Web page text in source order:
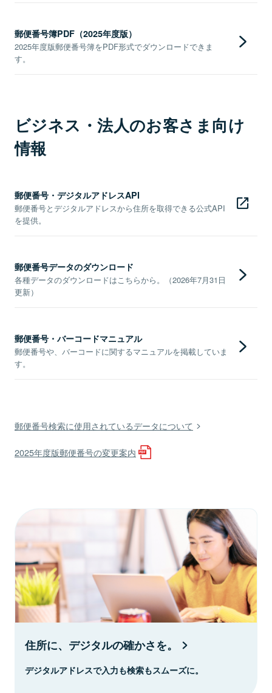
郵便番号簿PDF（2025年度版）
2025年度版郵便番号簿をPDF形式でダウンロードできま
す。
ビジネス・法人のお客さま向け
情報
郵便番号・デジタルアドレスAPI
郵便番号とデジタルアドレスから住所を取得できる公式API
を提供。
郵便番号データのダウンロード
各種データのダウンロードはこちらから。（2026年7月31日
更新）
郵便番号・バーコードマニュアル
郵便番号や、バーコードに関するマニュアルを掲載していま
す。
郵便番号検索に使用されているデータについて
2025年度版郵便番号の変更案内
住所に、デジタルの確かさを。
デジタルアドレスで入力も検索もスムーズに。